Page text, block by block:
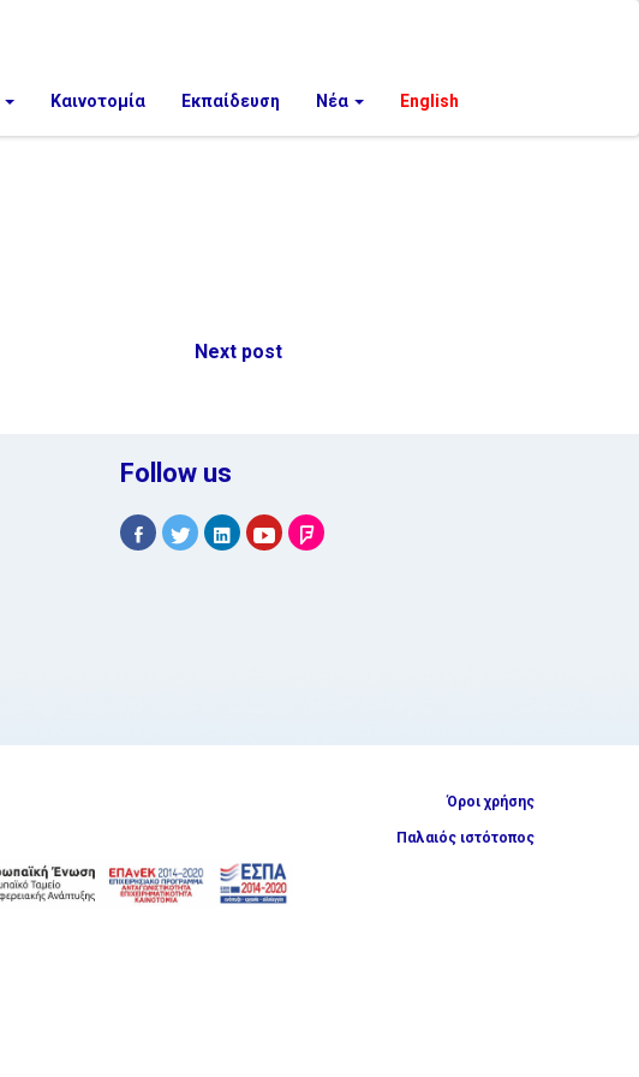
Καινοτομία Εκπαίδευση Νέα English
Next post
Follow us
Όροι χρήσης
Παλαιός ιστότοπος